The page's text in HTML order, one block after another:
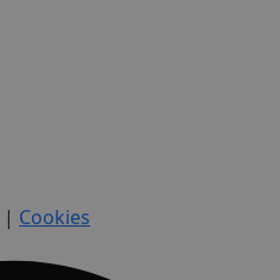
| Cookies